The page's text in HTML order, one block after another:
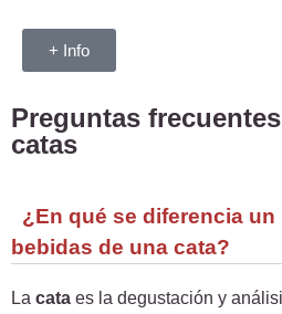
+ Info
Preguntas
catas
¿En qué se diferencia un
bebidas de una cata?
La cata es la degustación y